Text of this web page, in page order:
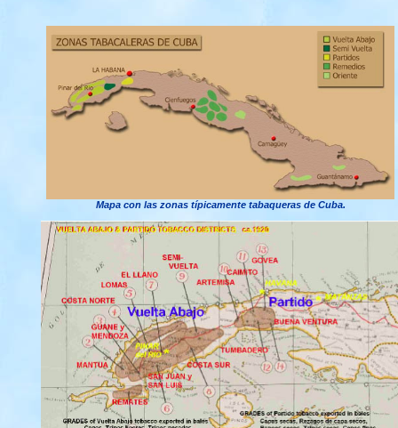
Mapa con las zonas típicamente tabaqueras de Cuba.